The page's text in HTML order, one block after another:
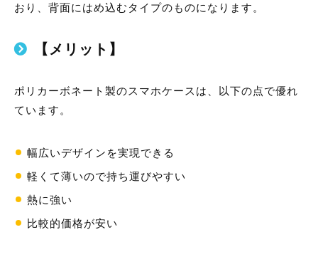
おり、背面にはめ込むタイプのものになります。
【メリット】
ポリカーボネート製のスマホケースは、以下の点で優れ
ています。
幅広いデザインを実現できる
軽くて薄いので持ち運びやすい
熱に強い
比較的価格が安い